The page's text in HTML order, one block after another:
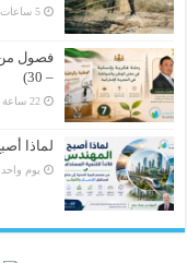
– 30)
لماذا
‏يوم